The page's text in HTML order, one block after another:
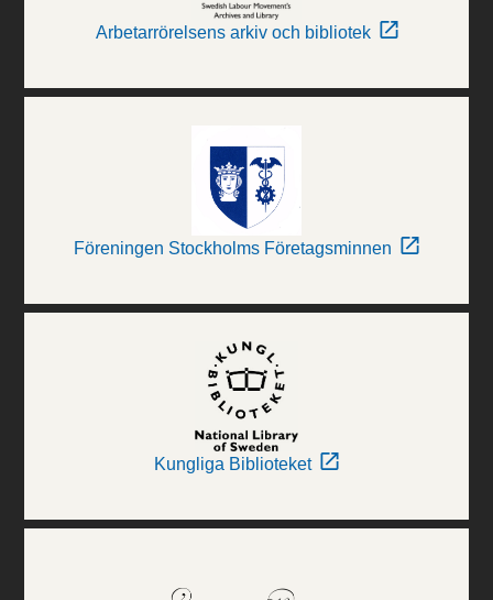
Arbetarrörelsens arkiv och bibliotek
Föreningen Stockholms Företagsminnen
Kungliga Biblioteket